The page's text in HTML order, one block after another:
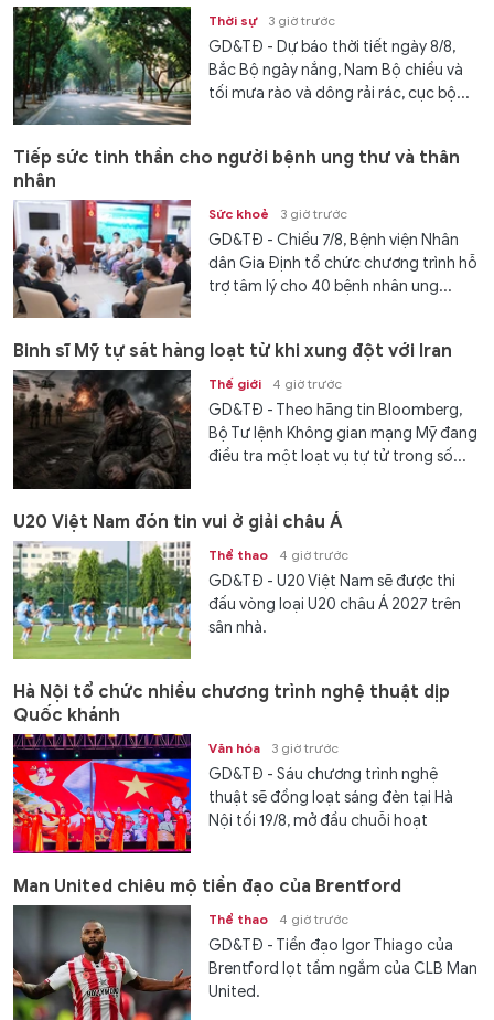
Thời sự 3 giờ trước
GD&TĐ - Dự báo thời tiết ngày 8/8,
Bắc Bộ ngày nắng, Nam Bộ chiều và
tối mưa rào và dông rải rác, cục bộ...
Tiếp sức tinh thần cho người bệnh ung thư và thân
nhân
Sức khoẻ 3 giờ trước
GD&TĐ - Chiều 7/8, Bệnh viện Nhân
dân Gia Định tổ chức chương trình hỗ
trợ tâm lý cho 40 bệnh nhân ung...
Binh sĩ Mỹ tự sát hàng loạt từ khi xung đột với Iran
Thế giới 4 giờ trước
GD&TĐ - Theo hãng tin Bloomberg,
Bộ Tư lệnh Không gian mạng Mỹ đang
điều tra một loạt vụ tự tử trong số...
U20 Việt Nam đón tin vui ở giải châu Á
Thể thao 4 giờ trước
GD&TĐ - U20 Việt Nam sẽ được thi
đấu vòng loại U20 châu Á 2027 trên
sân nhà.
Hà Nội tổ chức nhiều chương trình nghệ thuật dịp
Quốc khánh
Văn hóa 3 giờ trước
GD&TĐ - Sáu chương trình nghệ
thuật sẽ đồng loạt sáng đèn tại Hà
Nội tối 19/8, mở đầu chuỗi hoạt
Man United chiêu mộ tiền đạo của Brentford
Thể thao 4 giờ trước
GD&TĐ - Tiền đạo Igor Thiago của
Brentford lọt tầm ngắm của CLB Man
United.